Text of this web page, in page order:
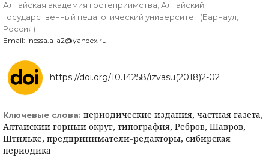
Алтайская академия гостеприимства; Алтайский
государственный педагогический университет (Барнаул,
Россия)
Email: inessa.a-a2@yandex.ru
https://doi.org/10.14258/izvasu(2018)2-02
Ключевые слова: периодические издания, частная газета,
Алтайский горный округ, типография, Ребров, Шавров,
Штильке, предприниматели-редакторы, сибирская
периодика